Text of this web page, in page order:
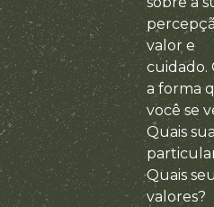
valor e
cuidado.
a forma
você se
Quais
Quais
valores?